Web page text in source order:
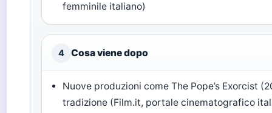
femminile italiano)
4 Cosa viene dopo
Nuove produzioni come The Pope’s Exorcist
tradizione (Film.it, portale cinematografico